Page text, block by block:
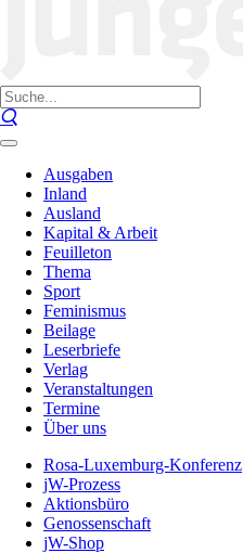
Ausgaben
Inland
Ausland
Kapital & Arbeit
Feuilleton
Thema
Sport
Feminismus
Beilage
Leserbriefe
Verlag
Veranstaltungen
Termine
Über uns
Rosa-Luxemburg-Konferenz
jW-Prozess
Aktionsbüro
Genossenschaft
jW-Shop